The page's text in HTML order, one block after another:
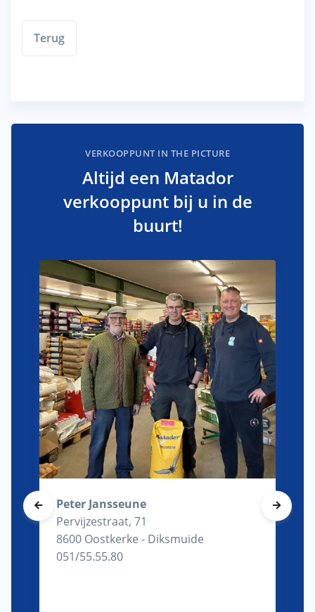
Terug
VERKOOPPUNT IN THE PICTURE
Altijd een Matador
verkooppunt bij u in de
buurt!
Peter Jansseune
Pervijzestraat, 71
8600 Oostkerke - Diksmuide
051/55.55.80